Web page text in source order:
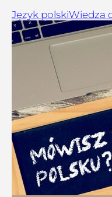
Język polskiWiedza